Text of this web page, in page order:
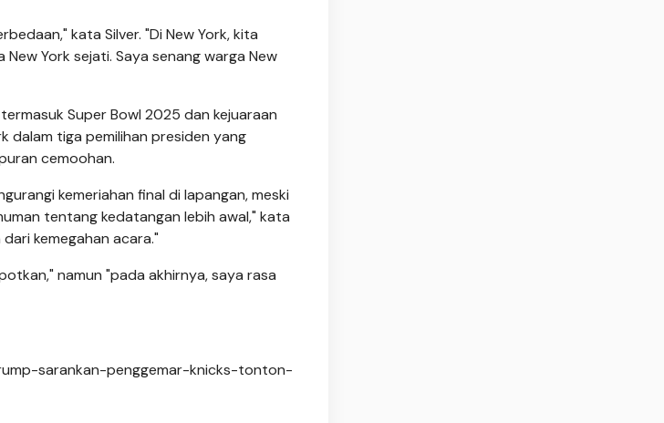
kata Silver. "Di New York, kita
York sejati. Saya senang warga New
Super Bowl 2025 dan kejuaraan
dalam tiga pemilihan presiden yang
cemoohan.
kemeriahan final di lapangan, meski
tentang kedatangan lebih awal," kata
kemegahan acara."
namun "pada akhirnya, saya rasa
sarankan-penggemar-knicks-tonton-